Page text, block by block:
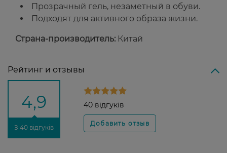
Прозрачный гель, незаметный в обуви.
Подходят для активного образа жизни.
Страна-производитель: Китай
Рейтинг и отзывы
4,9
З 40 відгуків
40 відгуків